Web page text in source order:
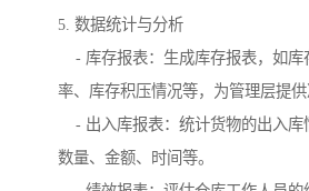
5. 数据统计与分析
- 库存报表：生成库存报表，如库
率、库存积压情况等，为管理层提供
- 出入库报表：统计货物的出入库
数量、金额、时间等。